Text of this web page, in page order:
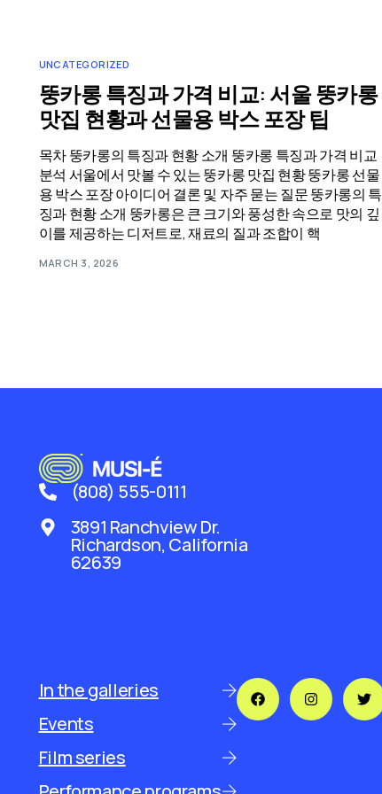
UNCATEGORIZED
뚱카롱 특징과 가격 비교: 서울 뚱카롱
맛집 현황과 선물용 박스 포장 팁
목차 뚱카롱의 특징과 현황 소개 뚱카롱 특징과 가격 비교
분석 서울에서 맛볼 수 있는 뚱카롱 맛집 현황 뚱카롱 선물
용 박스 포장 아이디어 결론 및 자주 묻는 질문 뚱카롱의 특
징과 현황 소개 뚱카롱은 큰 크기와 풍성한 속으로 맛의 깊
이를 제공하는 디저트로, 재료의 질과 조합이 핵
MARCH 3, 2026
(808) 555-0111
3891 Ranchview Dr.
Richardson, California
62639
In the galleries
Events
Film series